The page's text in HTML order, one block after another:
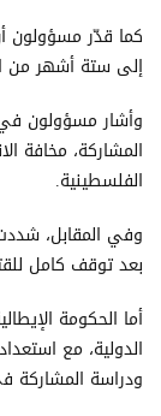
إلى ستة أشهر من
وأشار مسؤولون
المشاركة، مخافة
الفلسطينية.
وفي المقابل،
بعد توقف كامل
أما الحكومة
الدولية، مع
ودراسة المشاركة